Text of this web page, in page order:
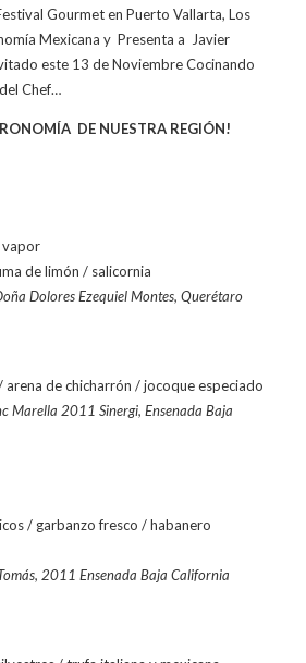
Gourmet en Puerto Vallarta, Los
Mexicana y Presenta a Javier
este 13 de Noviembre Cocinando
Chef…
DE NUESTRA REGIÓN!
vapor
de limón / salicornia
Dolores Ezequiel Montes, Querétaro
arena de chicharrón / jocoque especiado
Marella 2011 Sinergi, Ensenada Baja
/ garbanzo fresco / habanero
2011 Ensenada Baja California